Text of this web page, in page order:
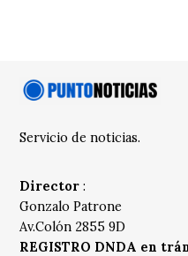
Servicio de noticias.
Director :
Gonzalo Patrone
Av.Colón 2855 9D
REGISTRO DNDA en